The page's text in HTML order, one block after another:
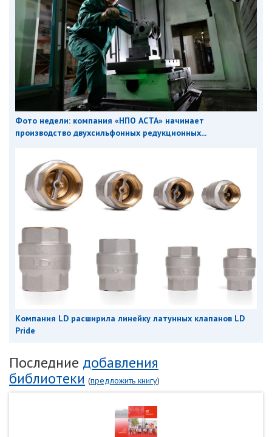
Фото недели: компания «НПО АСТА» начинает
производство двухсильфонных редукционных...
Компания LD расширила линейку латунных клапанов LD
Pride
Последние добавления
библиотеки (предложить книгу)